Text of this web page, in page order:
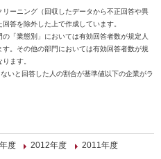
ーニング（回収したデータから不正回答や異
答を除外した上で作成しています。
「業態別」においては有効回答者数が規定人
。その他の部門においては有効回答者数が規
ます。
いと回答した人の割合が基準値以下の企業がラ
度 2012年度
2011年度